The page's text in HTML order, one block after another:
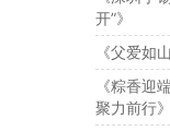
开”》
《父爱如
《粽香迎
聚力前行》